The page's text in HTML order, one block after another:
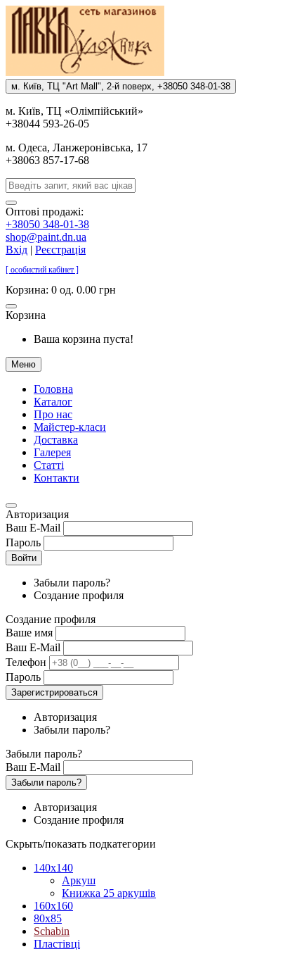
м. Киïв, ТЦ "Art Mall", 2-й поверх, +38050 348-01-38
м. Киïв, ТЦ «Олiмпiйський»
+38044 593-26-05
м. Одеса, Ланжеронiвська, 17
+38063 857-17-68
Оптові продажі:
+38050 348-01-38
shop@paint.dn.ua
Вхід | Реєстрація
[ особистий кабінет ]
Корзина: 0 од. 0.00 грн
Корзина
Ваша корзина пуста!
Меню
Головна
Каталог
Про нас
Майстер-класи
Доставка
Галерея
Статтi
Контакти
Авторизация
Ваш E-Mail
Пароль
Войти
Забыли пароль?
Создание профиля
Создание профиля
Ваше имя
Ваш E-Mail
Телефон
Пароль
Зарегистрироваться
Авторизация
Забыли пароль?
Забыли пароль?
Ваш E-Mail
Забыли пароль?
Авторизация
Создание профиля
Скрыть/показать подкатегории
140х140
Аркуш
Книжка 25 аркушів
160х160
80х85
Schabin
Пластівці